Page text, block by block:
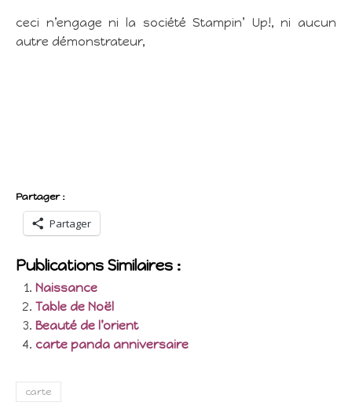
ceci n’engage ni la société Stampin’ Up!, ni aucun
autre démonstrateur,
Partager :
Partager
Publications Similaires :
Naissance
Table de Noël
Beauté de l’orient
carte panda anniversaire
carte